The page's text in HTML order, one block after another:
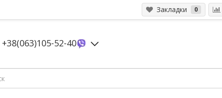
Закладки 0
+38(063)105-52-40